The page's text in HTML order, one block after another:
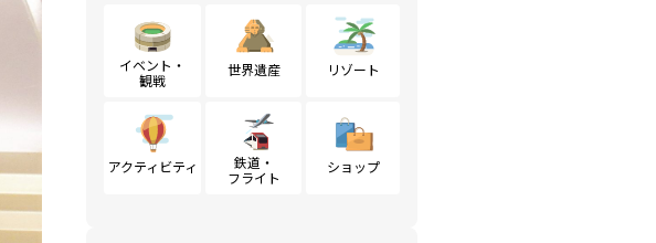
イベント・
観戦
世界遺産 リゾート
アクティビティ
鉄道・
フライト
ショップ